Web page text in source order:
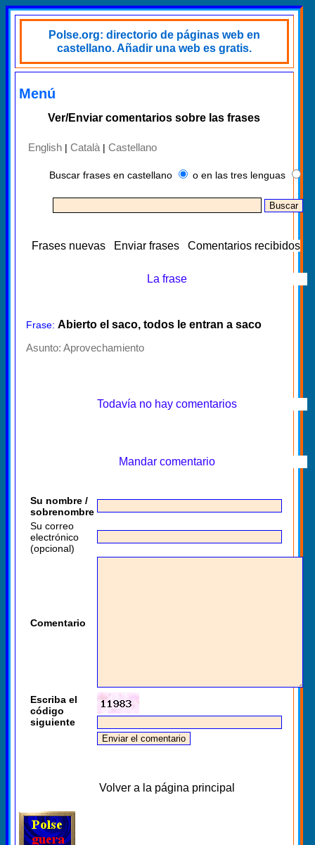
Polse.org: directorio de páginas web en
castellano. Añadir una web es gratis.
Menú
Ver/Enviar comentarios sobre las frases
English | Català | Castellano
Buscar frases en castellano o en las tres lenguas
Frases nuevas Enviar frases Comentarios recibidos
La frase
Frase: Abierto el saco, todos le entran a saco
Asunto: Aprovechamiento
Todavía no hay comentarios
Mandar comentario
Su nombre /
sobrenombre
Su correo
electrónico
(opcional)
Comentario
Escriba el
código
siguiente
Volver a la página principal